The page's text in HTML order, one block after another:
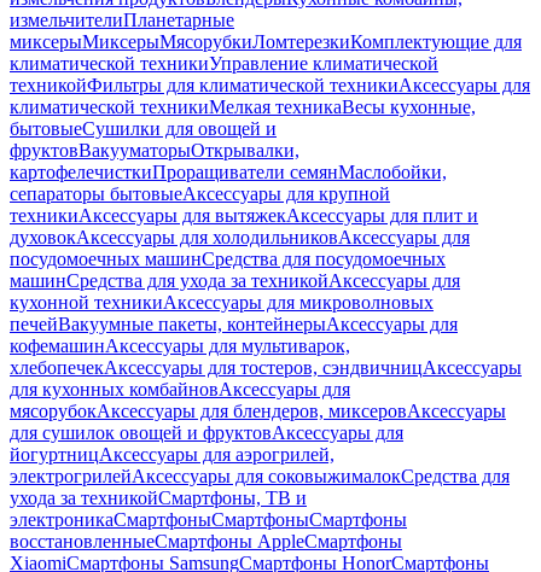
измельчителиПланетарные
миксерыМиксерыМясорубкиЛомтерезкиКомплектующие для
климатической техникиУправление климатической
техникойФильтры для климатической техникиАксессуары для
климатической техникиМелкая техникаВесы кухонные,
бытовыеСушилки для овощей и
фруктовВакууматорыОткрывалки,
картофелечисткиПроращиватели семянМаслобойки,
сепараторы бытовыеАксессуары для крупной
техникиАксессуары для вытяжекАксессуары для плит и
духовокАксессуары для холодильниковАксессуары для
посудомоечных машинСредства для посудомоечных
машинСредства для ухода за техникойАксессуары для
кухонной техникиАксессуары для микроволновых
печейВакуумные пакеты, контейнерыАксессуары для
кофемашинАксессуары для мультиварок,
хлебопечекАксессуары для тостеров, сэндвичницАксессуары
для кухонных комбайновАксессуары для
мясорубокАксессуары для блендеров, миксеровАксессуары
для сушилок овощей и фруктовАксессуары для
йогуртницАксессуары для аэрогрилей,
электрогрилейАксессуары для соковыжималокСредства для
ухода за техникойСмартфоны, ТВ и
электроникаСмартфоныСмартфоныСмартфоны
восстановленныеСмартфоны AppleСмартфоны
XiaomiСмартфоны SamsungСмартфоны HonorСмартфоны